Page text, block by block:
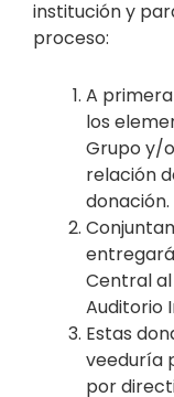
institución y
proceso:
A
los
Grupo y/
relación
donación.
Central
Auditorio
Estas
veeduría
por